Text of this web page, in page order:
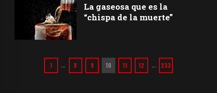
La gaseosa que es la
“chispa de la muerte”
1 8 9 10 11 12 233